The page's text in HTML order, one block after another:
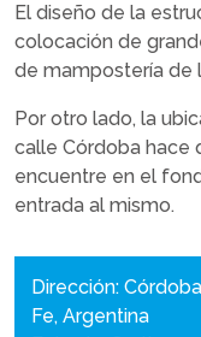
El diseño de la
colocación de
de mampostería de
Por otro lado, la
calle Córdoba hace
encuentre en el
entrada al mismo.
Dirección:
Fe, Argentina